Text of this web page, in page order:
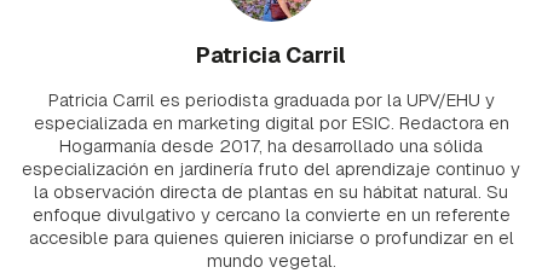
Patricia Carril
Patricia Carril es periodista graduada por la UPV/EHU y
especializada en marketing digital por ESIC. Redactora en
Hogarmanía desde 2017, ha desarrollado una sólida
especialización en jardinería fruto del aprendizaje continuo y
la observación directa de plantas en su hábitat natural. Su
enfoque divulgativo y cercano la convierte en un referente
accesible para quienes quieren iniciarse o profundizar en el
mundo vegetal.